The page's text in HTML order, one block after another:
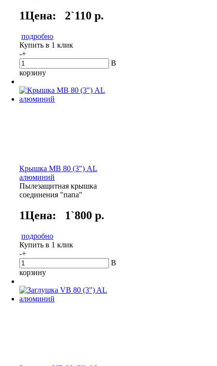
1Цена: 2`110 р.
подробно
Купить в 1 клик
-+
В
корзину
Крышка МВ 80 (3") AL
алюминий
Пылезащитная крышка
соединения "папа"
1Цена: 1`800 р.
подробно
Купить в 1 клик
-+
В
корзину